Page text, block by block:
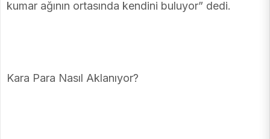
kumar ağının ortasında kendini buluyor” dedi.
Kara Para Nasıl Aklanıyor?